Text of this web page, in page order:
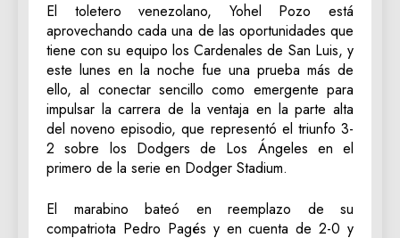
El toletero venezolano, Yohel Pozo está
aprovechando cada una de las oportunidades que
tiene con su equipo los Cardenales de San Luis, y
este lunes en la noche fue una prueba más de
ello, al conectar sencillo como emergente para
impulsar la carrera de la ventaja en la parte alta
del noveno episodio, que representó el triunfo 3-
2 sobre los Dodgers de Los Ángeles en el
primero de la serie en Dodger Stadium.
El marabino bateó en reemplazo de su
compatriota Pedro Pagés y en cuenta de 2-0 y